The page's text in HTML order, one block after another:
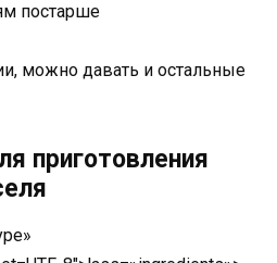
постарше
можно давать и остальные
приготовления